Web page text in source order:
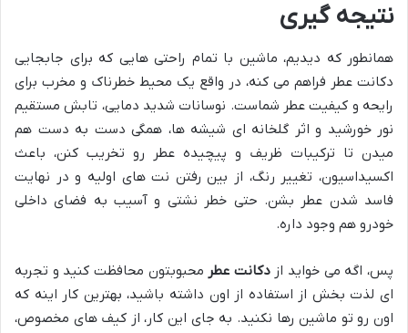
نتیجه گیری
همانطور که دیدیم، ماشین با تمام راحتی هایی که برای جابجایی
دکانت عطر فراهم می کنه، در واقع یک محیط خطرناک و مخرب برای
رایحه و کیفیت عطر شماست. نوسانات شدید دمایی، تابش مستقیم
نور خورشید و اثر گلخانه ای شیشه ها، همگی دست به دست هم
میدن تا ترکیبات ظریف و پیچیده عطر رو تخریب کنن، باعث
اکسیداسیون، تغییر رنگ، از بین رفتن نت های اولیه و در نهایت
فاسد شدن عطر بشن. حتی خطر نشتی و آسیب به فضای داخلی
خودرو هم وجود داره.
پس، اگه می خواید ازدکانت عطر محبوبتون محافظت کنید و تجربه
ای لذت بخش از استفاده از اون داشته باشید، بهترین کار اینه که
اون رو تو ماشین رها نکنید. به جای این کار، از کیف های مخصوص،